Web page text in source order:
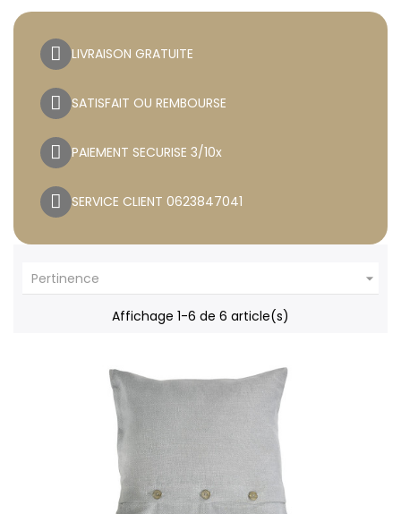
LIVRAISON GRATUITE
SATISFAIT OU REMBOURSE
PAIEMENT SECURISE 3/10x
SERVICE CLIENT 0623847041
Pertinence 
Affichage 1-6 de 6 article(s)